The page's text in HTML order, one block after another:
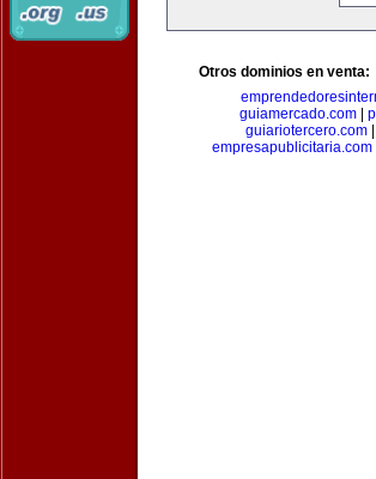
Otros dominios en venta:
guiamercado.com|
guiariotercero.com|
empresapublicitaria.com|